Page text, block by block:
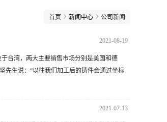
首页 新闻中心 公司新闻
2021-08-19
台湾，两大主要销售市场分别是美国和德
先生说：“以往我们加工后的铸件会通过坐标
2021-07-13